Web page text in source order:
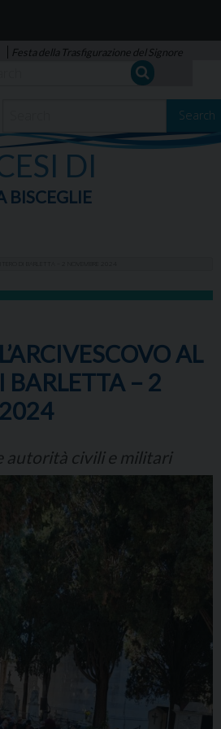
Festa della Trasfigurazione del Signore
Search
DI
BISCEGLIE
AL
BARLETTA – 2
autorità civili e militari